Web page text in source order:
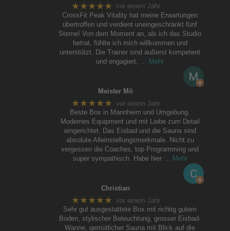
★★★★★ vor einem Jahr
CrossFit Peak Vitality hat meine Erwartungen
übertroffen und verdient uneingeschränkt fünf
Sterne! Von dem Moment an, als ich das Studio
betrat, fühlte ich mich willkommen und
unterstützt. Die Trainer sind äußerst kompetent
und engagiert,
… Mehr
Meister Mö
★★★★★ vor einem Jahr
Beste Box in Mannheim und Umgebung.
Modernes Equipment und mit Liebe zum Detail
eingerichtet. Das Eisbad und die Sauna sind
absolute Alleinstellungsmerkmale. Nicht zu
vergessen die Coaches, top Programming und
super sympathisch. Habe hier … Mehr
Christian
★★★★★ vor einem Jahr
Sehr gut ausgestattete Box mit richtig gutem
Boden, stylischer Beleuchtung, grosser Eisbad-
Wanne, gemütlicher Sauna mit Blick auf die